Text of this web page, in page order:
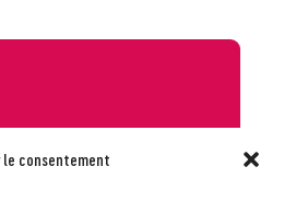
le consentement